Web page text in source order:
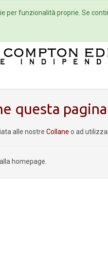
Eventi
questa
alle nostre Collane o ad
homepage.
per funzionalità proprie. Se